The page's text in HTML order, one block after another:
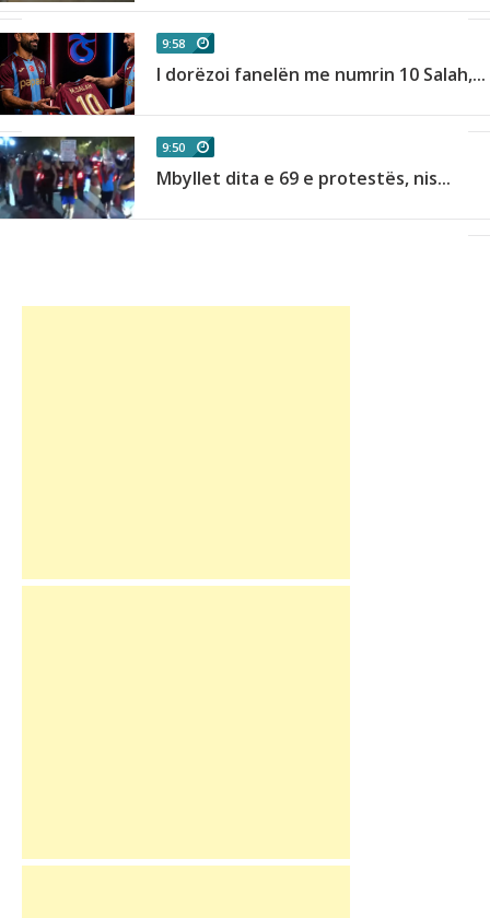
9:58
I dorëzoi fanelën me numrin 10 Salah,...
9:50
Mbyllet dita e 69 e protestës, nis...